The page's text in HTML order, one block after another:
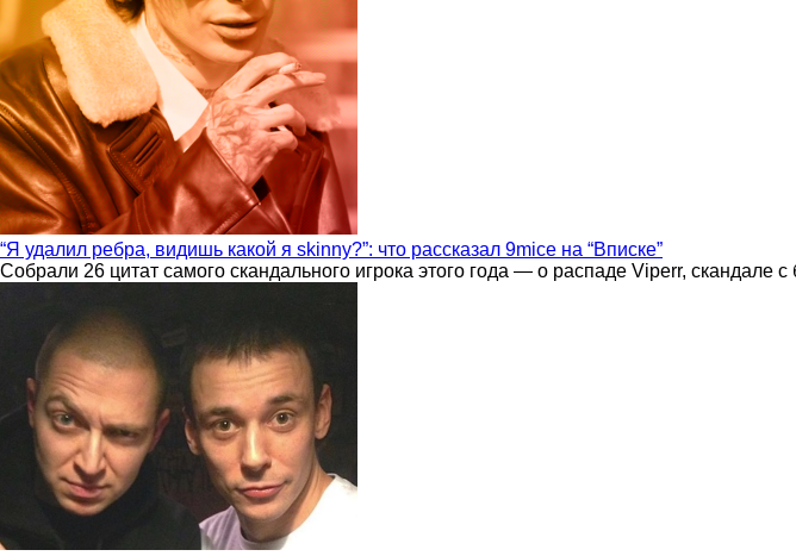
“Я удалил ребра, видишь какой я skinny?”: что рассказал 9mice на “Вписке”
Собрали 26 цитат самого скандального игрока этого года — о распаде Viperr,